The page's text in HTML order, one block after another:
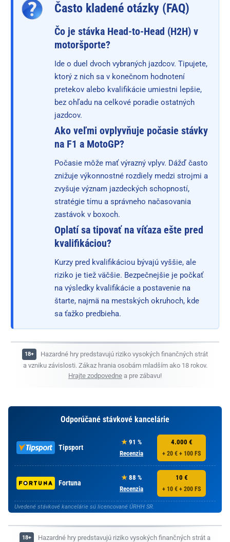
Často kladené otázky (FAQ)
Čo je stávka Head-to-Head (H2H) v
motoršporte?
Ide o duel dvoch vybraných jazdcov. Tipujete,
ktorý z nich sa v konečnom hodnotení
pretekov alebo kvalifikácie umiestni lepšie,
bez ohľadu na celkové poradie ostatných
jazdcov.
Ako veľmi ovplyvňuje počasie stávky
na F1 a MotoGP?
Počasie môže mať výrazný vplyv. Dážď často
znižuje výkonnostné rozdiely medzi strojmi a
zvyšuje význam jazdeckých schopností,
stratégie tímu a správneho načasovania
zastávok v boxoch.
Oplatí sa tipovať na víťaza ešte pred
kvalifikáciou?
Kurzy pred kvalifikáciou bývajú vyššie, ale
riziko je tiež väčšie. Bezpečnejšie je počkať
na výsledky kvalifikácie a postavenie na
štarte, najmä na mestských okruhoch, kde
sa ťažko predbieha.
Hazardné hry predstavujú riziko vysokých finančných strát
a vzniku závislosti. Zákaz hrania osobám mladším ako 18 rokov.
Hrajte zodpovedne a pre zábavu!
Odporúčané stávkové kancelárie
Tipsport
91 %
Recenzia
4.000 €
+ 20 € + 100 FS
Fortuna
88 %
Recenzia
10 €
+ 10 € + 200 FS
Uvedené stávkové kancelárie sú licencované ÚRHH SR.
Hazardné hry predstavujú riziko vysokých finančných strát a